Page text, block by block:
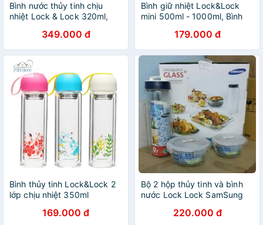
Bình nước thủy tinh chịu
nhiệt Lock & Lock 320ml,
349.000 đ
Bình giữ nhiệt Lock&Lock
mini 500ml - 1000ml, Bình
chất liệu inox 304 - HAPOS
179.000 đ
Bình thủy tinh Lock&Lock 2
lớp chịu nhiệt 350ml
169.000 đ
Bộ 2 hộp thủy tinh và bình
nước Lock Lock SamSung
220.000 đ